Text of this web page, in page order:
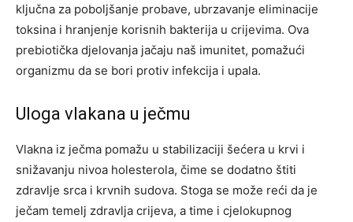
ključna za poboljšanje probave, ubrzavanje eliminacije
toksina i hranjenje korisnih bakterija u crijevima. Ova
prebiotička djelovanja jačaju naš imunitet, pomažući
organizmu da se bori protiv infekcija i upala.
Uloga vlakana u ječmu
Vlakna iz ječma pomažu u stabilizaciji šećera u krvi i
snižavanju nivoa holesterola, čime se dodatno štiti
zdravlje srca i krvnih sudova. Stoga se može reći da je
ječam temelj zdravlja crijeva, a time i cjelokupnog